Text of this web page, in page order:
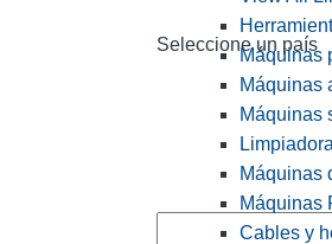
Seleccione un país
Máquinas
Máquinas
Máquinas
Máquinas
Máquinas
Cables y